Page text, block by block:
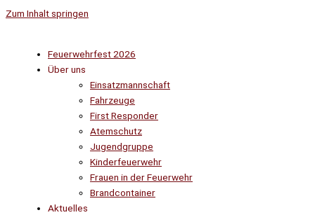
Zum Inhalt springen
Feuerwehrfest 2026
Über uns
Einsatzmannschaft
Fahrzeuge
First Responder
Atemschutz
Jugendgruppe
Kinderfeuerwehr
Frauen in der Feuerwehr
Brandcontainer
Aktuelles